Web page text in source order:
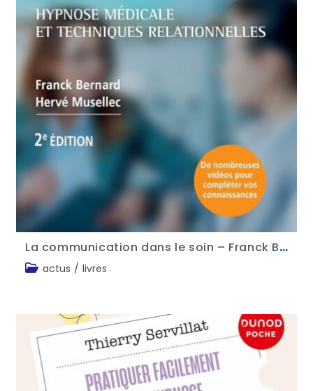
La communication dans le soin – Franck Bernard, Hervé Musellec
actus / livres